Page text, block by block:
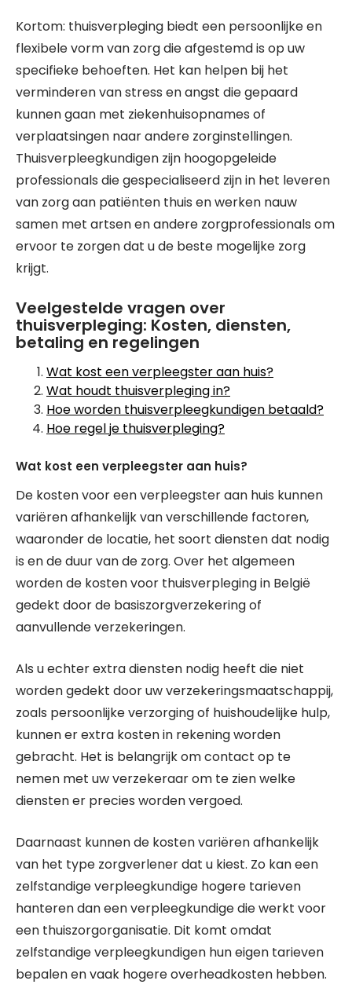
Kortom: thuisverpleging biedt een persoonlijke en
flexibele vorm van zorg die afgestemd is op uw
specifieke behoeften. Het kan helpen bij het
verminderen van stress en angst die gepaard
kunnen gaan met ziekenhuisopnames of
verplaatsingen naar andere zorginstellingen.
Thuisverpleegkundigen zijn hoogopgeleide
professionals die gespecialiseerd zijn in het leveren
van zorg aan patiënten thuis en werken nauw
samen met artsen en andere zorgprofessionals om
ervoor te zorgen dat u de beste mogelijke zorg
krijgt.
Veelgestelde vragen over
thuisverpleging: Kosten, diensten,
betaling en regelingen
Wat kost een verpleegster aan huis?
Wat houdt thuisverpleging in?
Hoe worden thuisverpleegkundigen betaald?
Hoe regel je thuisverpleging?
Wat kost een verpleegster aan huis?
De kosten voor een verpleegster aan huis kunnen
variëren afhankelijk van verschillende factoren,
waaronder de locatie, het soort diensten dat nodig
is en de duur van de zorg. Over het algemeen
worden de kosten voor thuisverpleging in België
gedekt door de basiszorgverzekering of
aanvullende verzekeringen.
Als u echter extra diensten nodig heeft die niet
worden gedekt door uw verzekeringsmaatschappij,
zoals persoonlijke verzorging of huishoudelijke hulp,
kunnen er extra kosten in rekening worden
gebracht. Het is belangrijk om contact op te
nemen met uw verzekeraar om te zien welke
diensten er precies worden vergoed.
Daarnaast kunnen de kosten variëren afhankelijk
van het type zorgverlener dat u kiest. Zo kan een
zelfstandige verpleegkundige hogere tarieven
hanteren dan een verpleegkundige die werkt voor
een thuiszorgorganisatie. Dit komt omdat
zelfstandige verpleegkundigen hun eigen tarieven
bepalen en vaak hogere overheadkosten hebben.